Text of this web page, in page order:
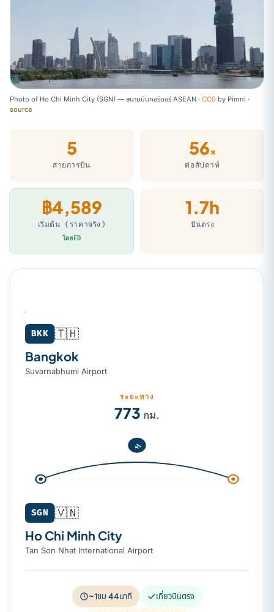
Photo of Ho Chi Minh City (SGN) — สนามบินคอริดอร์ ASEAN · CC0 by Pimnl ·
source
5
สายการบิน
56×
ต่อสัปดาห์
฿4,589
เริ่มต้น (ราคาจริง)
โดยFD
1.7h
บินตรง
Bangkok (BKK) → Ho Chi Minh City (SGN)
BKK 🇹🇭
Bangkok
Suvarnabhumi Airport
ระยะทาง
773 กม.
SGN 🇻🇳
Ho Chi Minh City
Tan Son Nhat International Airport
~1ชม 44นาที เที่ยวบินตรง